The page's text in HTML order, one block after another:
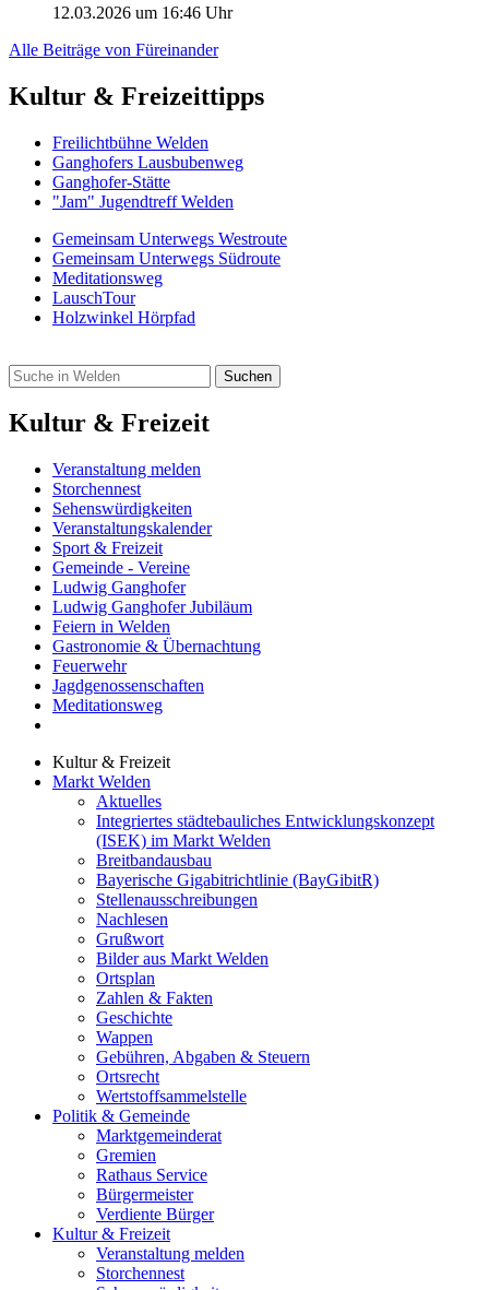
12.03.2026 um 16:46 Uhr
Alle Beiträge von Füreinander
Kultur & Freizeittipps
Freilicht­bühne Welden
Ganghofers Lausbubenweg
Ganghofer-Stätte
"Jam" Jugendtreff Welden
Gemeinsam Unterwegs Westroute
Gemeinsam Unterwegs Südroute
Meditationsweg
LauschTour
Holzwinkel Hörpfad
Kultur & Freizeit
Veranstaltung melden
Storchennest
Sehenswürdigkeiten
Veranstaltungskalender
Sport & Freizeit
Gemeinde - Vereine
Ludwig Ganghofer
Ludwig Ganghofer Jubiläum
Feiern in Welden
Gastronomie & Übernachtung
Feuerwehr
Jagdgenossenschaften
Meditationsweg
Kultur & Freizeit
Markt Welden
Aktuelles
Integriertes städtebauliches Entwicklungskonzept
(ISEK) im Markt Welden
Breitbandausbau
Bayerische Gigabitrichtlinie (BayGibitR)
Stellenausschreibungen
Nachlesen
Grußwort
Bilder aus Markt Welden
Ortsplan
Zahlen & Fakten
Geschichte
Wappen
Gebühren, Abgaben & Steuern
Ortsrecht
Wertstoffsammelstelle
Politik & Gemeinde
Marktgemeinderat
Gremien
Rathaus Service
Bürgermeister
Verdiente Bürger
Kultur & Freizeit
Veranstaltung melden
Storchennest